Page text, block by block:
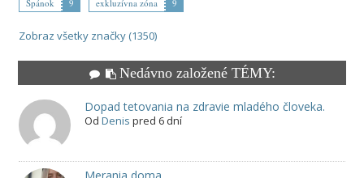
Spánok 9 exkluzívna zóna 9
Zobraz všetky značky (1350)
Nedávno založené TÉMY:
Dopad tetovania na zdravie mladého človeka.
Od Denis pred 6 dní